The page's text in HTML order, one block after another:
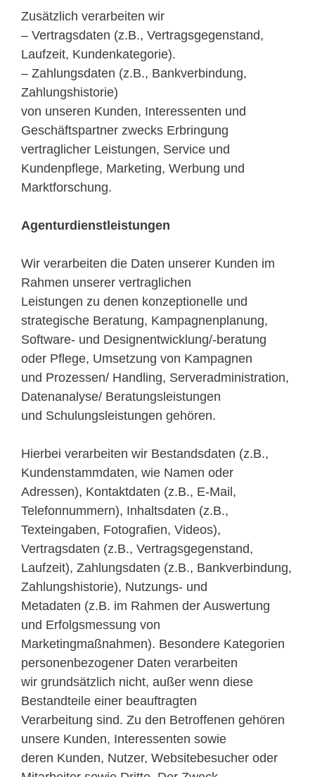
Zusätzlich verarbeiten wir
– Vertragsdaten (z.B., Vertragsgegenstand,
Laufzeit, Kundenkategorie).
– Zahlungsdaten (z.B., Bankverbindung,
Zahlungshistorie)
von unseren Kunden, Interessenten und
Geschäftspartner zwecks Erbringung
vertraglicher Leistungen, Service und
Kundenpflege, Marketing, Werbung und
Marktforschung.
Agenturdienstleistungen
Wir verarbeiten die Daten unserer Kunden im
Rahmen unserer vertraglichen
Leistungen zu denen konzeptionelle und
strategische Beratung, Kampagnenplanung,
Software- und Designentwicklung/-beratung
oder Pflege, Umsetzung von Kampagnen
und Prozessen/ Handling, Serveradministration,
Datenanalyse/ Beratungsleistungen
und Schulungsleistungen gehören.
Hierbei verarbeiten wir Bestandsdaten (z.B.,
Kundenstammdaten, wie Namen oder
Adressen), Kontaktdaten (z.B., E-Mail,
Telefonnummern), Inhaltsdaten (z.B.,
Texteingaben, Fotografien, Videos),
Vertragsdaten (z.B., Vertragsgegenstand,
Laufzeit), Zahlungsdaten (z.B., Bankverbindung,
Zahlungshistorie), Nutzungs- und
Metadaten (z.B. im Rahmen der Auswertung
und Erfolgsmessung von
Marketingmaßnahmen). Besondere Kategorien
personenbezogener Daten verarbeiten
wir grundsätzlich nicht, außer wenn diese
Bestandteile einer beauftragten
Verarbeitung sind. Zu den Betroffenen gehören
unsere Kunden, Interessenten sowie
deren Kunden, Nutzer, Websitebesucher oder